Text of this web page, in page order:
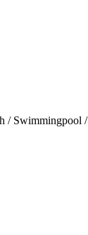
/ Swimmingpool /